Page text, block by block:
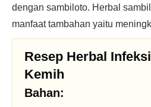
dengan sambiloto. Herbal
manfaat tambahan yaitu
Resep Herbal
Kemih
Bahan: